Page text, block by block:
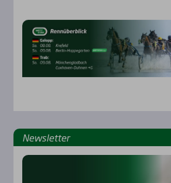
News­let­ter